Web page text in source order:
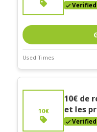
Verified
Used Times
Deal Stats
Expires:
Coupon
"Commande
10€
10€ de
et les
Verified